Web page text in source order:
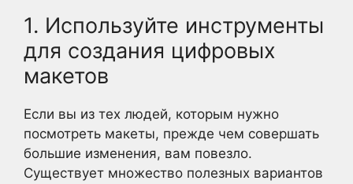
1. Используйте инструменты
для создания цифровых
макетов
Если вы из тех людей, которым нужно
посмотреть макеты, прежде чем совершать
большие изменения, вам повезло.
Существует множество полезных вариантов